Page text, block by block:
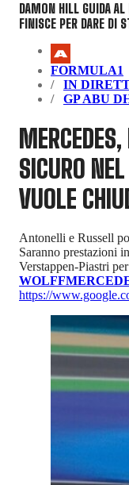
DAMON HILL GUIDA
FINISCE PER DARE DI
FORMULA1
IN
GP ABU
SICURO
VUOLE
Antonelli e Russell
Saranno prestazioni
Verstappen-Piastri
WOLFF
https://